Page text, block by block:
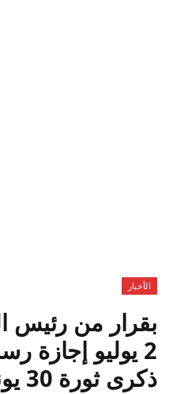
الأخبار
بقرار من رئيس
2 يوليو إجازة
ذكرى ثورة 30 يونيو